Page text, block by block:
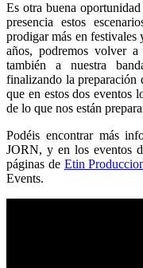
Es otra buena
presencia estos
prodigar más en festivales
años, podremos volver
también a nuestra
finalizando la preparación
que en estos dos eventos
de lo que nos están
Podéis encontrar más
JORN, y en los eventos
páginas de Etin
Events.